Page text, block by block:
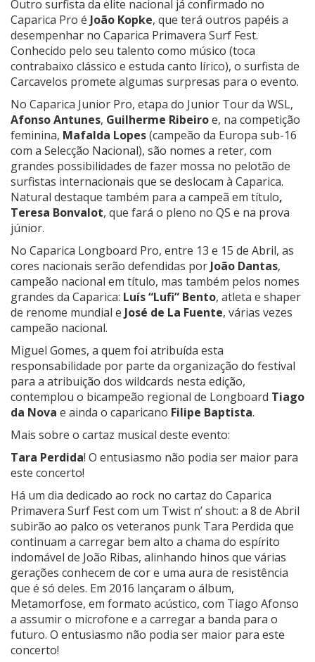
Outro surfista da elite nacional já confirmado no
Caparica Pro é João Kopke, que terá outros papéis a
desempenhar no Caparica Primavera Surf Fest.
Conhecido pelo seu talento como músico (toca
contrabaixo clássico e estuda canto lírico), o surfista de
Carcavelos promete algumas surpresas para o evento.
No Caparica Junior Pro, etapa do Junior Tour da WSL,
Afonso Antunes, Guilherme Ribeiroe, na competição
feminina, Mafalda Lopes(campeão da Europa sub-16
com a Selecção Nacional), são nomes a reter, com
grandes possibilidades de fazer mossa no pelotão de
surfistas internacionais que se deslocam à Caparica.
Natural destaque também para a campeã em título,
Teresa Bonvalot, que fará o pleno no QS e na prova
júnior.
No Caparica Longboard Pro, entre 13 e 15 de Abril, as
cores nacionais serão defendidas por João Dantas,
campeão nacional em título, mas também pelos nomes
grandes da Caparica: Luís “Lufi” Bento, atleta e shaper
de renome mundial e José de La Fuente, várias vezes
campeão nacional.
Miguel Gomes, a quem foi atribuída esta
responsabilidade por parte da organização do festival
para a atribuição dos wildcards nesta edição,
contemplou o bicampeão regional de Longboard Tiago
da Nova e ainda o caparicano Filipe Baptista.
Mais sobre o cartaz musical deste evento:
Tara Perdida! O entusiasmo não podia ser maior para
este concerto!
Há um dia dedicado ao rock no cartaz do Caparica
Primavera Surf Fest com um Twist n’ shout: a 8 de Abril
subirão ao palco os veteranos punk Tara Perdida que
continuam a carregar bem alto a chama do espírito
indomável de João Ribas, alinhando hinos que várias
gerações conhecem de cor e uma aura de resistência
que é só deles. Em 2016 lançaram o álbum,
Metamorfose, em formato acústico, com Tiago Afonso
a assumir o microfone e a carregar a banda para o
futuro. O entusiasmo não podia ser maior para este
concerto!